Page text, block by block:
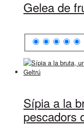
Gelea de
Sípia a la
pescadors